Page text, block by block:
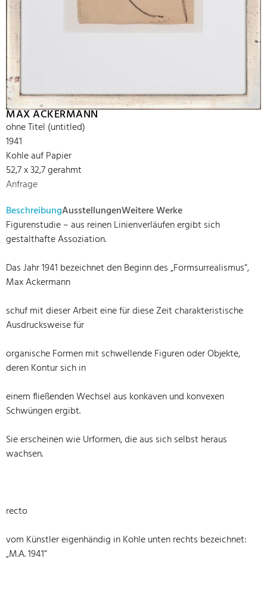
MAX ACKERMANN
ohne Titel (untitled)
1941
Kohle auf Papier
52,7 x 32,7 gerahmt
Anfrage
BeschreibungAusstellungenWeitere Werke
Figurenstudie – aus reinen Linienverläufen ergibt sich
gestalthafte Assoziation.
Das Jahr 1941 bezeichnet den Beginn des „Formsurrealismus“,
Max Ackermann
schuf mit dieser Arbeit eine für diese Zeit charakteristische
Ausdrucksweise für
organische Formen mit schwellende Figuren oder Objekte,
deren Kontur sich in
einem fließenden Wechsel aus konkaven und konvexen
Schwüngen ergibt.
Sie erscheinen wie Urformen, die aus sich selbst heraus
wachsen.
recto
vom Künstler eigenhändig in Kohle unten rechts bezeichnet:
„M.A. 1941“